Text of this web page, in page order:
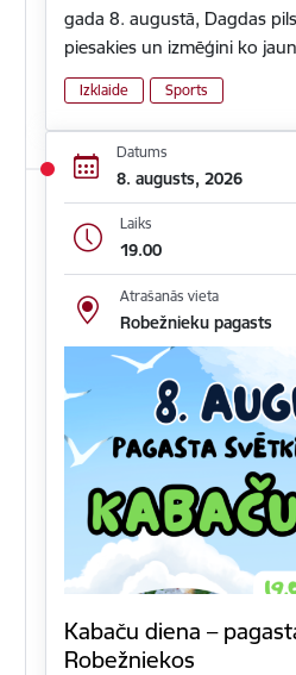
gada 8. augustā, Dagdas
piesakies un izmēģini ko
Izklaide Sports
Datums
8. augusts, 2026
Laiks
19.00
Atrašanās vieta
Robežnieku pagasts
Kabaču diena –
Robežniekos